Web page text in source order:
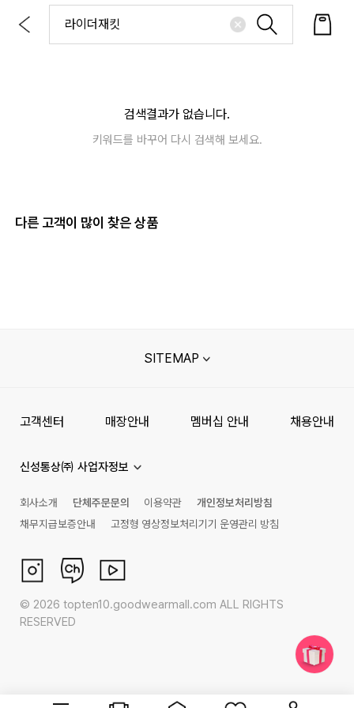
검색결과가 없습니다.
키워드를 바꾸어 다시 검색해 보세요.
다른 고객이 많이 찾은 상품
SITEMAP
고객센터 매장안내 멤버십 안내 채용안내
신성통상㈜ 사업자정보
회사소개 단체주문문의 이용약관
개인정보처리방침
채무지급보증안내
고정형 영상정보처리기기 운영관리 방침
© 2026 topten10.goodwearmall.com ALL RIGHTS
RESERVED